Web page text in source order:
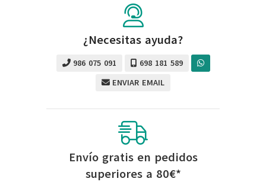
¿Necesitas ayuda?
986 075 091
698 181 589
ENVIAR EMAIL
Envío gratis en pedidos
superiores a 80€*